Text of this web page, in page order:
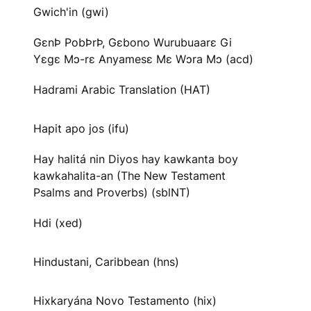
Gwich'in (gwi)
GɛnÞ PobÞrÞ, Gɛbono Wurubuaarɛ Gi
Yɛgɛ Mɔ-rɛ Anyamesɛ Mɛ Wɔra Mɔ (acd)
Hadrami Arabic Translation (HAT)
Hapit apo jos (ifu)
Hay halitá nin Diyos hay kawkanta boy
kawkahalita-an (The New Testament
Psalms and Proverbs) (sblNT)
Hdi (xed)
Hindustani, Caribbean (hns)
Hixkaryána Novo Testamento (hix)